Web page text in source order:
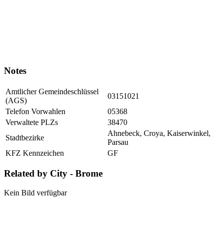
Notes
Amtlicher Gemeindeschlüssel
(AGS)
03151021
Telefon Vorwahlen
05368
Verwaltete PLZs
38470
Stadtbezirke
Ahnebeck, Croya, Kaiserwinkel,
Parsau
KFZ Kennzeichen
GF
Related by City - Brome
Kein Bild verfügbar